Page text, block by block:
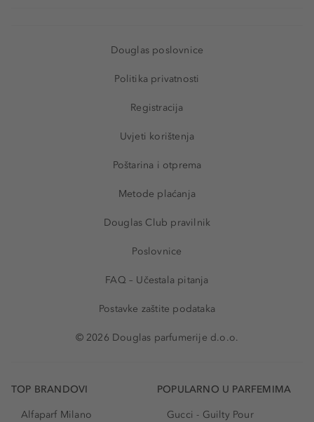
Douglas poslovnice
Politika privatnosti
Registracija
Uvjeti korištenja
Poštarina i otprema
Metode plaćanja
Douglas Club pravilnik
Poslovnice
FAQ – Učestala pitanja
Postavke zaštite podataka
© 2026 Douglas parfumerije d.o.o.
TOP BRANDOVI
Alfaparf Milano
POPULARNO U PARFEMIMA
Gucci - Guilty Pour